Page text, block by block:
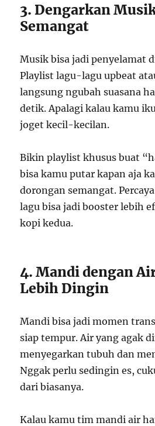
3. Dengarkan
Semangat
Musik bisa jadi penyelamat
Playlist lagu-lagu upbeat
langsung ngubah suasana
detik. Apalagi kalau kamu
joget kecil-kecilan.
Bikin playlist khusus buat
bisa kamu putar kapan aja
dorongan semangat.
lagu bisa jadi booster lebih
kopi kedua.
4. Mandi dengan
Lebih Dingin
Mandi bisa jadi momen
siap tempur. Air yang agak
menyegarkan tubuh dan
Nggak perlu sedingin es,
dari biasanya.
Kalau kamu tim mandi air